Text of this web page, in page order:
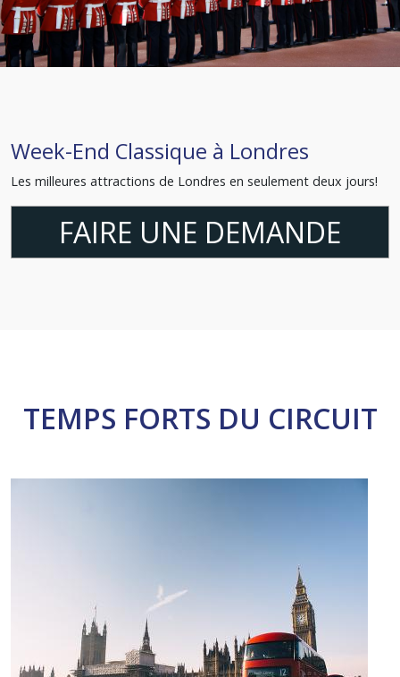
Week-End Classique à Londres
Les milleures attractions de Londres en seulement deux jours!
FAIRE UNE DEMANDE
TEMPS FORTS DU CIRCUIT